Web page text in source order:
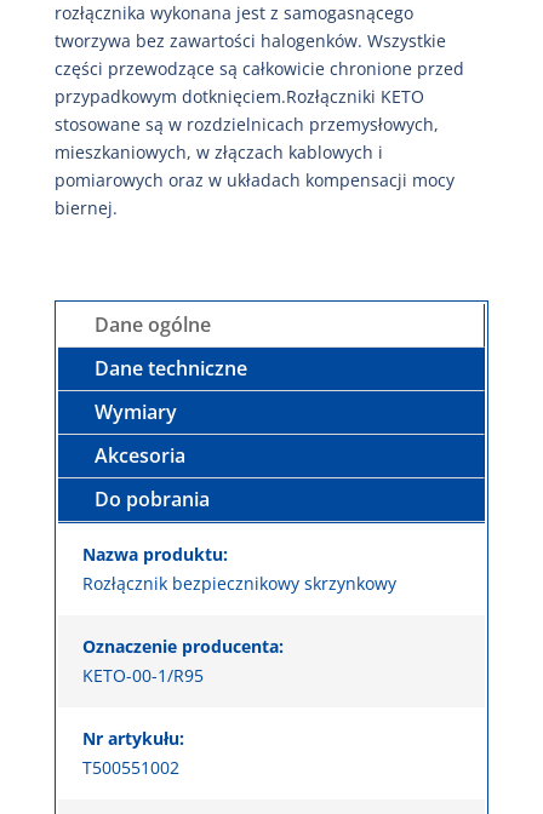
rozłącznika wykonana jest z samogasnącego
tworzywa bez zawartości halogenków. Wszystkie
części przewodzące są całkowicie chronione przed
przypadkowym dotknięciem.Rozłączniki KETO
stosowane są w rozdzielnicach przemysłowych,
mieszkaniowych, w złączach kablowych i
pomiarowych oraz w układach kompensacji mocy
biernej.
Dane ogólne
Dane techniczne
Wymiary
Akcesoria
Do pobrania
Nazwa produktu:
Rozłącznik bezpiecznikowy skrzynkowy
Oznaczenie producenta:
KETO-00-1/R95
Nr artykułu:
T500551002